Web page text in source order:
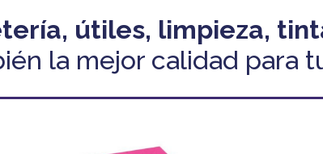
útiles, limpieza,
la mejor calidad para